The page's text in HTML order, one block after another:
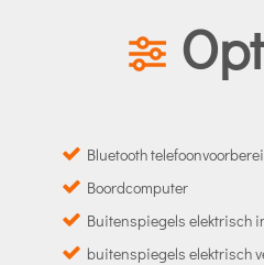
Bluetooth
Boordcomputer
Buitenspiegels elektrisch
buitenspiegels elektrisch